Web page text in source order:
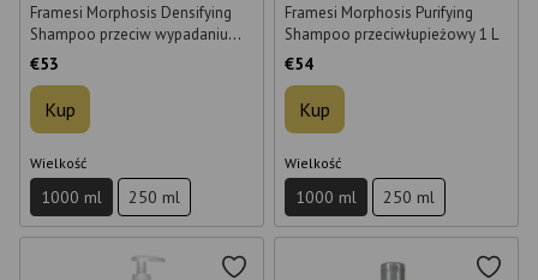
Framesi Morphosis Densifying
Shampoo przeciw wypadaniu
włosów 1 L
€53
Kup
Wielkość
1000 ml 250 ml
Framesi Morphosis Purifying
Shampoo przeciwłupieżowy 1 L
€54
Kup
Wielkość
1000 ml 250 ml